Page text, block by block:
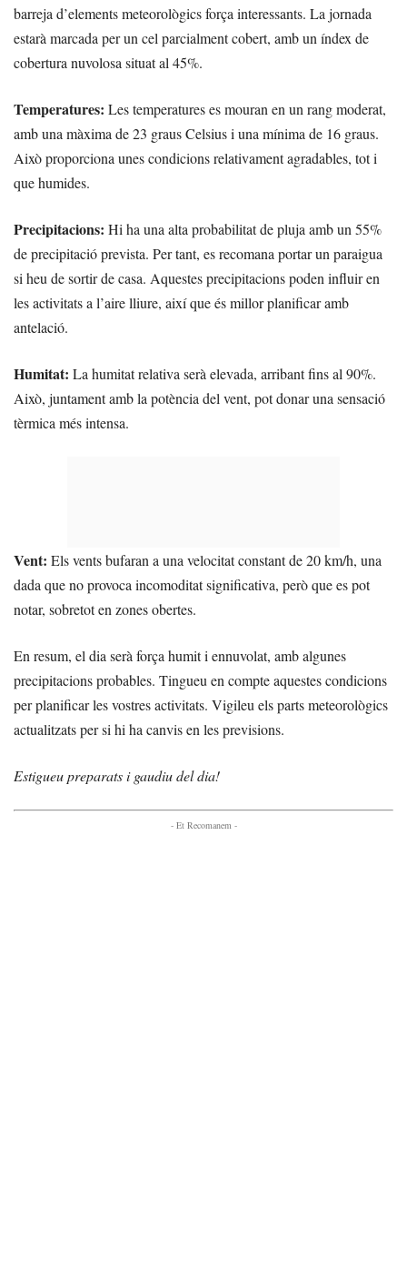
barreja d’elements meteorològics força interessants. La jornada
estarà marcada per un cel parcialment cobert, amb un índex de
cobertura nuvolosa situat al 45%.
Temperatures: Les temperatures es mouran en un rang moderat,
amb una màxima de 23 graus Celsius i una mínima de 16 graus.
Això proporciona unes condicions relativament agradables, tot i
que humides.
Precipitacions: Hi ha una alta probabilitat de pluja amb un 55%
de precipitació prevista. Per tant, es recomana portar un paraigua
si heu de sortir de casa. Aquestes precipitacions poden influir en
les activitats a l’aire lliure, així que és millor planificar amb
antelació.
Humitat: La humitat relativa serà elevada, arribant fins al 90%.
Això, juntament amb la potència del vent, pot donar una sensació
tèrmica més intensa.
Vent: Els vents bufaran a una velocitat constant de 20 km/h, una
dada que no provoca incomoditat significativa, però que es pot
notar, sobretot en zones obertes.
En resum, el dia serà força humit i ennuvolat, amb algunes
precipitacions probables. Tingueu en compte aquestes condicions
per planificar les vostres activitats. Vigileu els parts meteorològics
actualitzats per si hi ha canvis en les previsions.
Estigueu preparats i gaudiu del dia!
- Et Recomanem -